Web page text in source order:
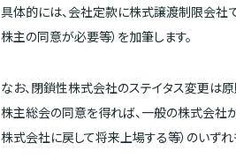
具体的には、会社定款に株式譲渡制限会社
株主の同意が必要等）を加筆します。
なお、閉鎖性株式会社のステイタス変更は原
株主総会の同意を得れば、一般の株式会社
株式会社に戻して将来上場する等）のいずれ